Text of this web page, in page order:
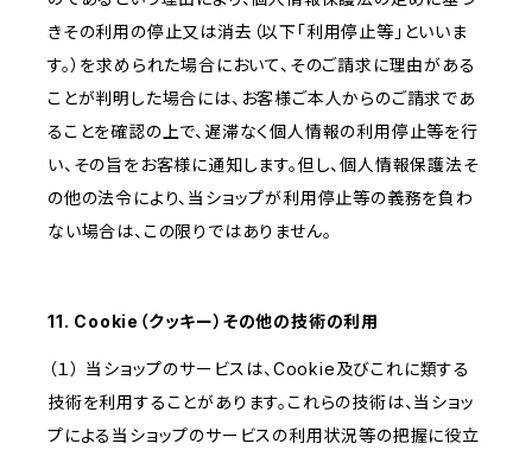
きその利用の停止又は消去（以下「利用停止等」といいま
す。）を求められた場合において、そのご請求に理由がある
ことが判明した場合には、お客様ご本人からのご請求であ
ることを確認の上で、遅滞なく個人情報の利用停止等を行
い、その旨をお客様に通知します。但し、個人情報保護法そ
の他の法令により、当ショップが利用停止等の義務を負わ
ない場合は、この限りではありません。
11. Cookie（クッキー）その他の技術の利用
（１） 当ショップのサービスは、Cookie及びこれに類する
技術を利用することがあります。これらの技術は、当ショッ
プによる当ショップのサービスの利用状況等の把握に役立